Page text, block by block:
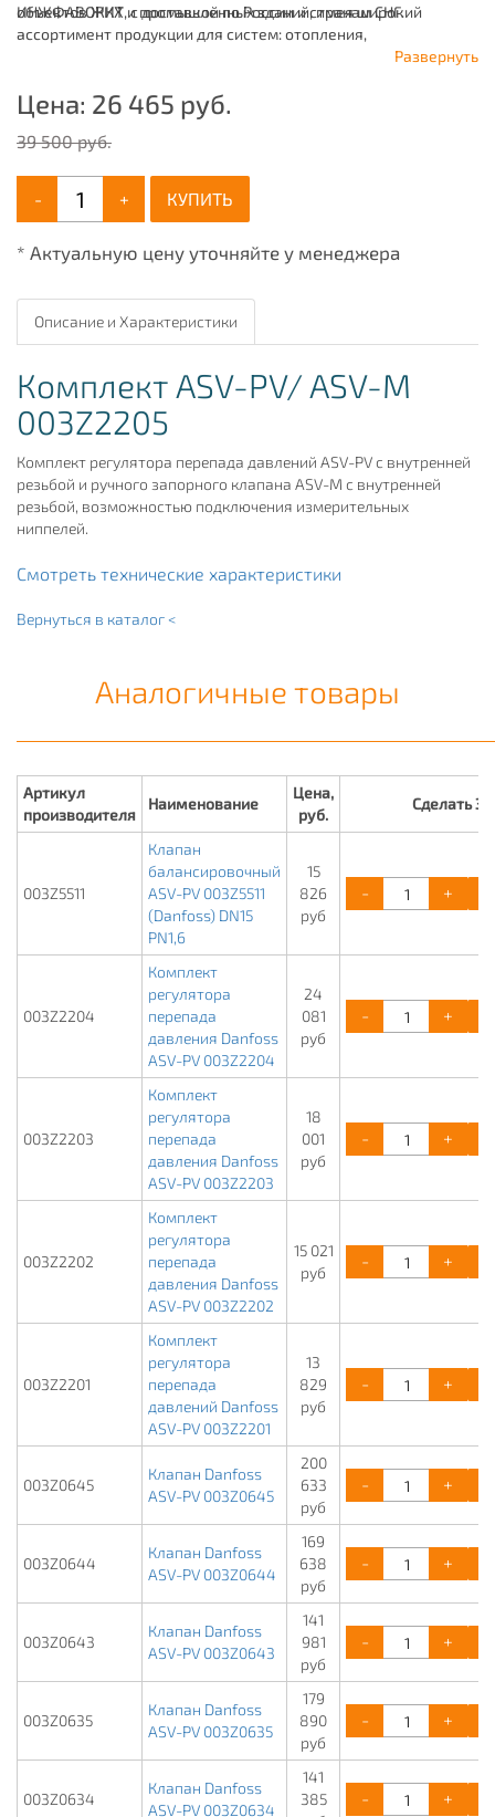
объектов ЖКХ и промышленных зданий, имея широкий
ассортимент продукции для систем: отопления,
ИНЖФАВОРИТ, с доставкой по России и странам СНГ.
Развернуть
Цена: 26 465 руб.
39 500 руб.
- + КУПИТЬ
* Актуальную цену уточняйте у менеджера
Описание и Характеристики
Комплект ASV-PV/ ASV-M
003Z2205
Комплект регулятора перепада давлений ASV-PV с внутренней
резьбой и ручного запорного клапана ASV-М с внутренней
резьбой, возможностью подключения измерительных
ниппелей.
Смотреть технические характеристики
Вернуться в каталог <
Аналогичные товары
Артикул
производителя
Наименование
Цена,
руб.
Сделать
003Z5511
Клапан
балансировочный
ASV-PV 003Z5511
(Danfoss) DN15
PN1,6
15
826
руб
- +
003Z2204
Комплект
регулятора
перепада
давления Danfoss
ASV-PV 003Z2204
24
081
руб
- +
003Z2203
Комплект
регулятора
перепада
давления Danfoss
ASV-PV 003Z2203
18
001
руб
- +
003Z2202
Комплект
регулятора
перепада
давления Danfoss
ASV-PV 003Z2202
15 021
руб
- +
003Z2201
Комплект
регулятора
перепада
давлений Danfoss
ASV-PV 003Z2201
13
829
руб
- +
003Z0645
Клапан Danfoss
ASV-PV 003Z0645
200
633
руб
- +
003Z0644
Клапан Danfoss
ASV-PV 003Z0644
169
638
руб
- +
003Z0643
Клапан Danfoss
ASV-PV 003Z0643
141
981
руб
- +
003Z0635
Клапан Danfoss
ASV-PV 003Z0635
179
890
руб
- +
003Z0634
Клапан Danfoss
ASV-PV 003Z0634
141
385
- +